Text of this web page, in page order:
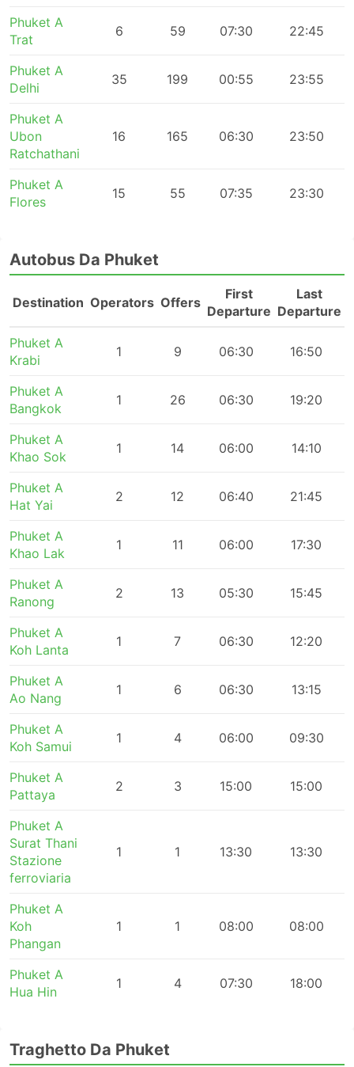
Phuket A
Trat
6 59 07:30 22:45
Phuket A
Delhi
35 199 00:55 23:55
Phuket A
Ubon
Ratchathani
16 165 06:30 23:50
Phuket A
Flores
15 55 07:35 23:30
Autobus Da Phuket
Destination Operators Offers
First
Departure
Last
Departure
Phuket A
Krabi
1 9 06:30 16:50
Phuket A
Bangkok
1 26 06:30 19:20
Phuket A
Khao Sok
1 14 06:00 14:10
Phuket A
Hat Yai
2 12 06:40 21:45
Phuket A
Khao Lak
1 11 06:00 17:30
Phuket A
Ranong
2 13 05:30 15:45
Phuket A
Koh Lanta
1 7 06:30 12:20
Phuket A
Ao Nang
1 6 06:30 13:15
Phuket A
Koh Samui
1 4 06:00 09:30
Phuket A
Pattaya
2 3 15:00 15:00
Phuket A
Surat Thani
Stazione
ferroviaria
1 1 13:30 13:30
Phuket A
Koh
Phangan
1 1 08:00 08:00
Phuket A
Hua Hin
1 4 07:30 18:00
Traghetto Da Phuket